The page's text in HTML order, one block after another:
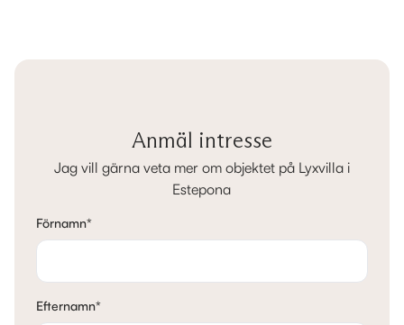
Anmäl intresse
Jag vill gärna veta mer om objektet på Lyxvilla i
Estepona
Förnamn*
Efternamn*